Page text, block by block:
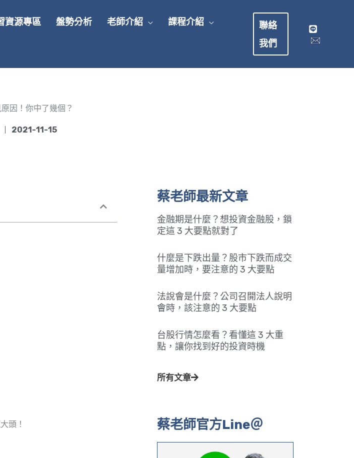
資源專區 盤勢分析 老師介紹 課程介紹
聯絡
我們
因！你中了幾個？
2021-11-15
頭！
蔡老師最新文章
金融期是什麼？想投資金融股，鎖
定這 3 大要點就對了
什麼是下跌出量？股市下跌而成交
量增加時，要注意的 3 大要點
法說會是什麼？公司召開法人說明
會時，該注意的 3 大要點
台股行情怎麼看？看懂這 3 大重
點，讓你找到好的投資時機
所有文章
蔡老師官方Line＠